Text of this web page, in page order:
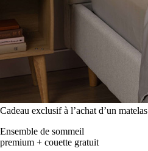
Cadeau exclusif à l’achat d’un matelas
Ensemble de sommeil
premium + couette gratuit